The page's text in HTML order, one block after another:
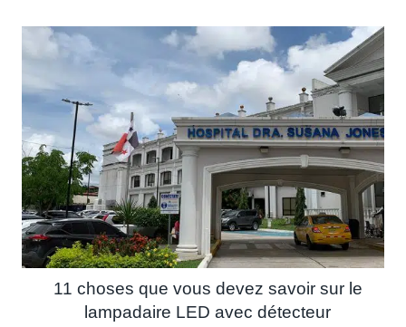
11 choses que vous devez savoir sur le
lampadaire LED avec détecteur